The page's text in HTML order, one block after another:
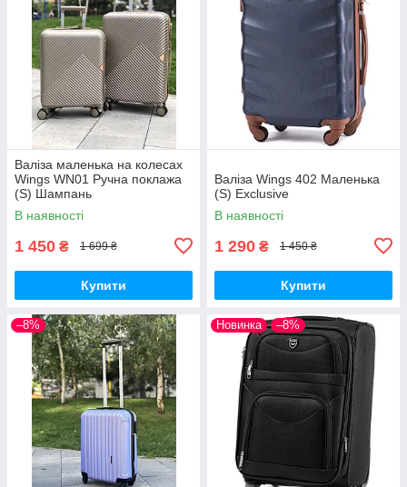
Валіза маленька на колесах
Wings WN01 Ручна поклажа
(S) Шампань
В наявності
1 450 ₴ 1 699 ₴
Купити
Валіза Wings 402 Маленька
(S) Exclusive
В наявності
1 290 ₴ 1 450 ₴
Купити
–8% Новинка –8%